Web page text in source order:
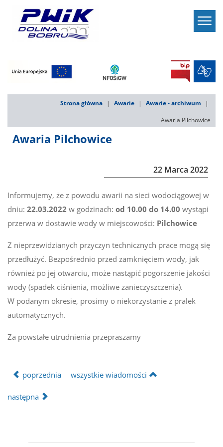
BIP
Strona główna Awarie
Awarie - archiwum
Awaria Pilchowice
Awaria Pilchowice
22 Marca 2022
Informujemy, że z powodu awarii na sieci wodociągowej w
dniu: 22.03.2022 w godzinach: od 10.00 do 14.00 wystąpi
przerwa w dostawie wody w miejscowości: Pilchowice
Z nieprzewidzianych przyczyn technicznych prace mogą się
przedłużyć. Bezpośrednio przed zamknięciem wody, jak
również po jej otwarciu, może nastąpić pogorszenie jakości
wody (spadek ciśnienia, możliwe zanieczyszczenia).
W podanym okresie, prosimy o niekorzystanie z pralek
automatycznych.
Za powstałe utrudnienia przepraszamy
poprzednia wszystkie wiadomości
następna